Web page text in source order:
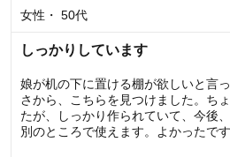
女性 ・ 50代
しっかりしています
娘が机の下に置ける棚が欲しいと言
さから、こちらを見つけました。ち
たが、しっかり作られていて、今後
別のところで使えます。よかったです